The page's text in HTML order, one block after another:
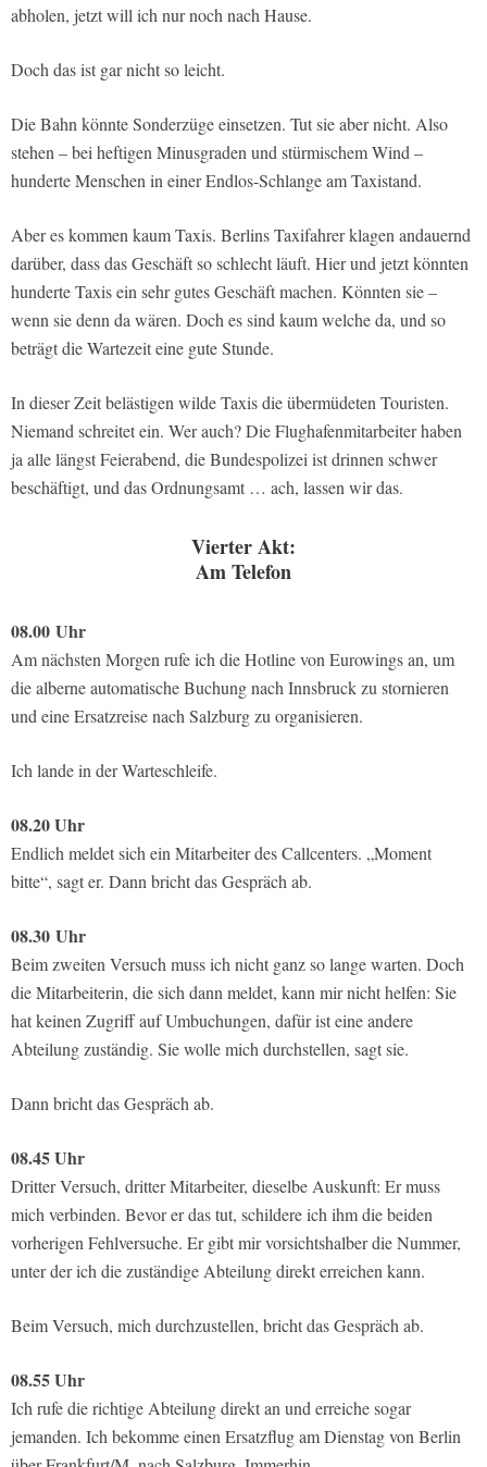
abholen, jetzt will ich nur noch nach Hause.
Doch das ist gar nicht so leicht.
Die Bahn könnte Sonderzüge einsetzen. Tut sie aber nicht. Also
stehen – bei heftigen Minusgraden und stürmischem Wind –
hunderte Menschen in einer Endlos-Schlange am Taxistand.
Aber es kommen kaum Taxis. Berlins Taxifahrer klagen andauernd
darüber, dass das Geschäft so schlecht läuft. Hier und jetzt könnten
hunderte Taxis ein sehr gutes Geschäft machen. Könnten sie –
wenn sie denn da wären. Doch es sind kaum welche da, und so
beträgt die Wartezeit eine gute Stunde.
In dieser Zeit belästigen wilde Taxis die übermüdeten Touristen.
Niemand schreitet ein. Wer auch? Die Flughafenmitarbeiter haben
ja alle längst Feierabend, die Bundespolizei ist drinnen schwer
beschäftigt, und das Ordnungsamt … ach, lassen wir das.
Vierter Akt:
Am Telefon
08.00 Uhr
Am nächsten Morgen rufe ich die Hotline von Eurowings an, um
die alberne automatische Buchung nach Innsbruck zu stornieren
und eine Ersatzreise nach Salzburg zu organisieren.
Ich lande in der Warteschleife.
08.20 Uhr
Endlich meldet sich ein Mitarbeiter des Callcenters. „Moment
bitte“, sagt er. Dann bricht das Gespräch ab.
08.30 Uhr
Beim zweiten Versuch muss ich nicht ganz so lange warten. Doch
die Mitarbeiterin, die sich dann meldet, kann mir nicht helfen: Sie
hat keinen Zugriff auf Umbuchungen, dafür ist eine andere
Abteilung zuständig. Sie wolle mich durchstellen, sagt sie.
Dann bricht das Gespräch ab.
08.45 Uhr
Dritter Versuch, dritter Mitarbeiter, dieselbe Auskunft: Er muss
mich verbinden. Bevor er das tut, schildere ich ihm die beiden
vorherigen Fehlversuche. Er gibt mir vorsichtshalber die Nummer,
unter der ich die zuständige Abteilung direkt erreichen kann.
Beim Versuch, mich durchzustellen, bricht das Gespräch ab.
08.55 Uhr
Ich rufe die richtige Abteilung direkt an und erreiche sogar
jemanden. Ich bekomme einen Ersatzflug am Dienstag von Berlin